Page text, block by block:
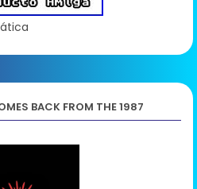
BACK FROM THE 1987